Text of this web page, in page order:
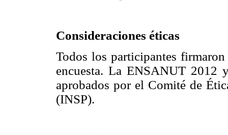
Consideraciones éticas
Todos los participantes
encuesta. La ENSANUT 2012
aprobados por el Comité de
(INSP).